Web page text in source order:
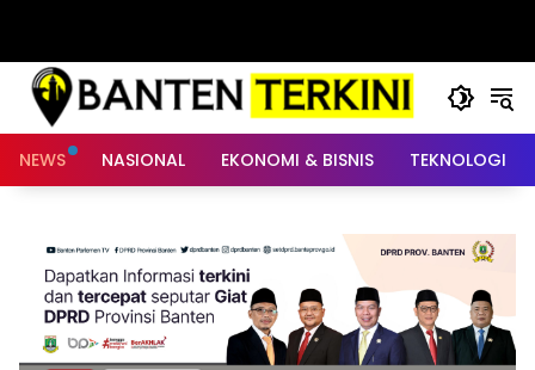
NEWS NASIONAL EKONOMI & BISNIS TEKNOLOGI